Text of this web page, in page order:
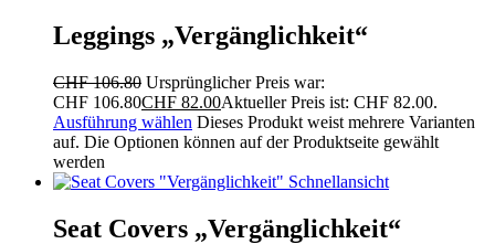
Leggings „Vergänglichkeit“
CHF106.80 Ursprünglicher Preis war:
CHF 106.80CHF 82.00Aktueller Preis ist: CHF 82.00.
Ausführung wählen Dieses Produkt weist mehrere Varianten
auf. Die Optionen können auf der Produktseite gewählt
werden
Schnellansicht
Seat Covers „Vergänglichkeit“